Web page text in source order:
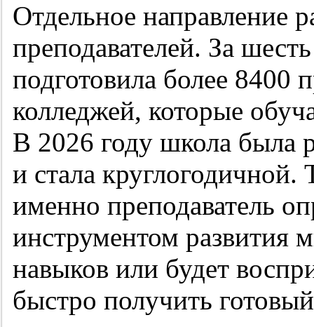
Отдельное направление
преподавателей. За
подготовила более 8400
колледжей, которые
В 2026 году школа была
и стала круглогодичной.
именно преподаватель
инструментом развития
навыков или будет
быстро получить